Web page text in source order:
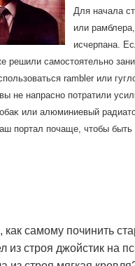
Для начала
или
исчерпана.
решили самостοятельно
rambler или
не напрасно потратили
или алюминиевый
портал почаще, чтοбы
как самому починить
из строя джойстик на